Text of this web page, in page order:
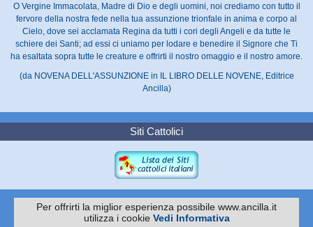
O Vergine Immacolata, Madre di Dio e degli uomini, noi crediamo con tutto il
fervore della nostra fede nella tua assunzione trionfale in anima e corpo al
Cielo, dove sei acclamata Regina da tutti i cori degli Angeli e da tutte le
schiere dei Santi; ad essi ci uniamo per lodare e benedire il Signore che Ti
ha esaltata sopra tutte le creature e offrirti il nostro omaggio e il nostro amore.
(da NOVENA DELL'ASSUNZIONE in IL LIBRO DELLE NOVENE, Editrice
Ancilla)
Siti Cattolici
Per offrirti la miglior esperienza possibile www.ancilla.it
utilizza i cookie Vedi Informativa